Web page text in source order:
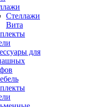
Стеллажи
Вита
для